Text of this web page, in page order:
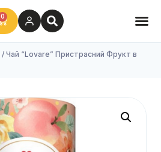
0
/ Чай “Lovare” Пристрасний Фрукт в